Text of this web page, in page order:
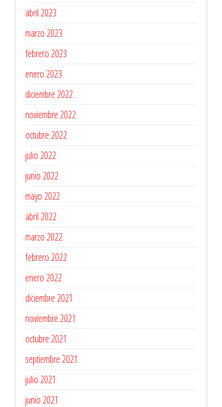
abril 2023
marzo 2023
febrero 2023
enero 2023
diciembre 2022
noviembre 2022
octubre 2022
julio 2022
junio 2022
mayo 2022
abril 2022
marzo 2022
febrero 2022
enero 2022
diciembre 2021
noviembre 2021
octubre 2021
septiembre 2021
julio 2021
junio 2021